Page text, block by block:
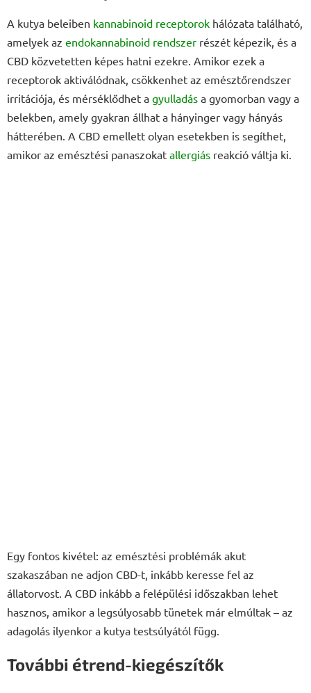
A kutya beleiben kannabinoid receptorok hálózata található,
amelyek az endokannabinoid rendszer részét képezik, és a
CBD közvetetten képes hatni ezekre. Amikor ezek a
receptorok aktiválódnak, csökkenhet az emésztőrendszer
irritációja, és mérséklődhet a gyulladás a gyomorban vagy a
belekben, amely gyakran állhat a hányinger vagy hányás
hátterében. A CBD emellett olyan esetekben is segíthet,
amikor az emésztési panaszokat allergiás reakció váltja ki.
Egy fontos kivétel: az emésztési problémák akut
szakaszában ne adjon CBD-t, inkább keresse fel az
állatorvost. A CBD inkább a felépülési időszakban lehet
hasznos, amikor a legsúlyosabb tünetek már elmúltak – az
adagolás ilyenkor a kutya testsúlyától függ.
További étrend-kiegészítők